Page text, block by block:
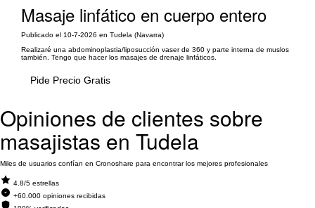
Masaje linfático en cuerpo entero
Publicado el 10-7-2026 en Tudela (Navarra)
Realizaré una abdominoplastia/liposucción vaser de 360 y parte interna de muslos
también. Tengo que hacer los masajes de drenaje linfáticos.
Pide Precio Gratis
Opiniones de clientes sobre
masajistas en Tudela
Miles de usuarios confían en Cronoshare para encontrar los mejores profesionales
4.8/5 estrellas
+60.000 opiniones recibidas